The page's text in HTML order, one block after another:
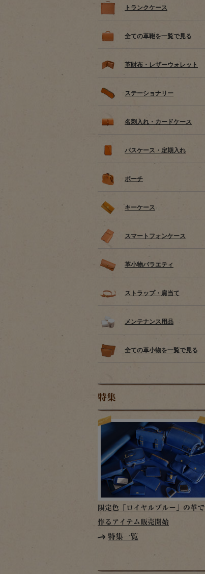
トランクケース
全ての革鞄を一覧で見る
革財布・レザーウォレット
ステーショナリー
名刺入れ・カードケース
パスケース・定期入れ
ポーチ
キーケース
スマートフォンケース
革小物バラエティ
ストラップ・肩当て
メンテナンス用品
全ての革小物を一覧で見る
特集
限定色「ロイヤルブルー」の革で
作るアイテム販売開始
特集一覧